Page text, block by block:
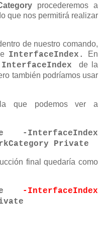
procederemos a
que nos permitirá realizar
de nuestro comando,
InterfaceIndex.
En
InterfaceIndex de la
también podríamos usar
que podemos ver a
-InterfaceIndex
Private
final quedaría como
-InterfaceIndex